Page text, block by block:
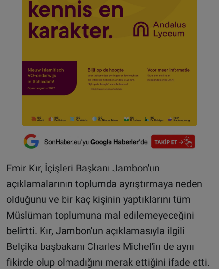
Emir Kır, İçişleri Başkanı Jambon'un
açıklamalarının toplumda ayrıştırmaya neden
olduğunu ve bir kaç kişinin yaptıklarını tüm
Müslüman toplumuna mal edilemeyeceğini
belirtti. Kır, Jambon'un açıklamasıyla ilgili
Belçika başbakanı Charles Michel'in de aynı
fikirde olup olmadığını merak ettiğini ifade etti.